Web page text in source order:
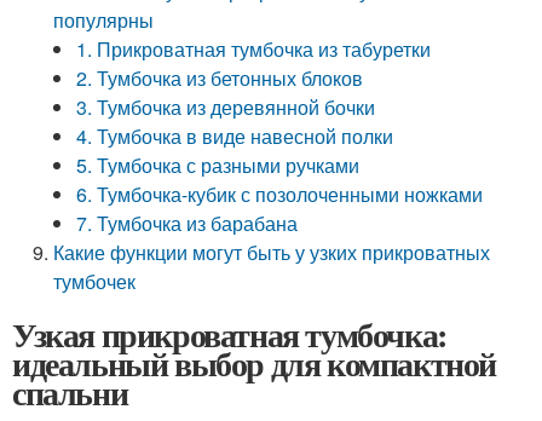
популярны
1. Прикроватная тумбочка из табуретки
2. Тумбочка из бетонных блоков
3. Тумбочка из деревянной бочки
4. Тумбочка в виде навесной полки
5. Тумбочка с разными ручками
6. Тумбочка-кубик с позолоченными ножками
7. Тумбочка из барабана
Какие функции могут быть у узких прикроватных
тумбочек
Узкая прикроватная тумбочка:
идеальный выбор для компактной
спальни